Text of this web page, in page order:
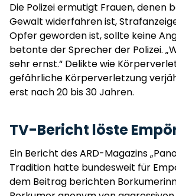
Die Polizei ermutigt Frauen, denen
Gewalt widerfahren ist,
Opfer geworden ist, sollte keine
betonte der Sprecher der Polizei.
sehr ernst.“ Delikte wie
gefährliche Körperverletzung
erst nach 20 bis 30 Jahren.
TV-Bericht löste
Ein Bericht des ARD-Magazins
Tradition hatte bundesweit für
dem Beitrag berichten